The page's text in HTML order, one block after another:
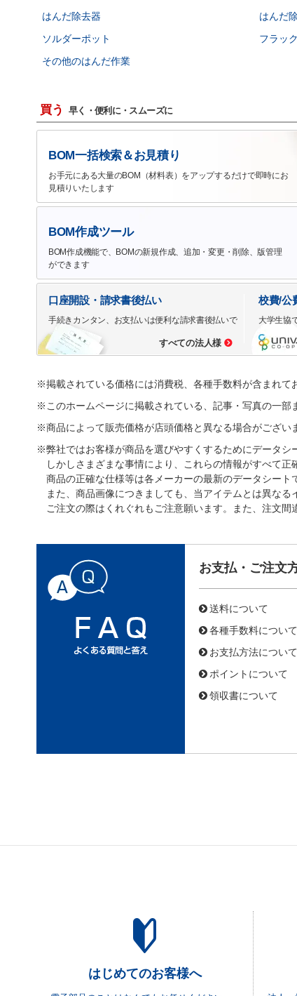
はんだ除去器
はんだ
ソルダーポット
フラッ
その他のはんだ作業
買う 早く・便利に・スムーズに
BOM一括検索＆お見積り
お手元にある大量のBOM（材料表）をアップするだけで即時にお
見積りいたします
BOM作成ツール
BOM作成機能で、BOMの新規作成、追加・変更・削除、版管理
ができます
口座開設・請求書後払い
手続きカンタン、お支払いは便利な請求書後払いで
すべての法人様
校費/公
大学生協
※掲載されている価格には消費税、各種手数料が含まれて
※このホームページに掲載されている、記事・写真の一部
※商品によって販売価格が店頭価格と異なる場合がござい
※弊社ではお客様が商品を選びやすくするためにデータシ
しかしさまざまな事情により、これらの情報がすべて正
商品の正確な仕様等は各メーカーの最新のデータシート
また、商品画像につきましても、当アイテムとは異なる
ご注文の際はくれぐれもご注意願います。また、注文
お支払・ご注文
送料について
各種手数料について
お支払方法について
ポイントについて
領収書について
はじめてのお客様へ